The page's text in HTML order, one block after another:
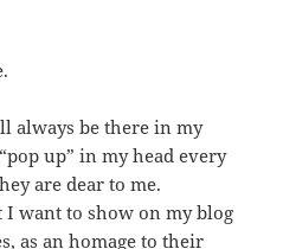
always be there in my
up” in my head every
are dear to me.
I want to show on my blog
as an homage to their